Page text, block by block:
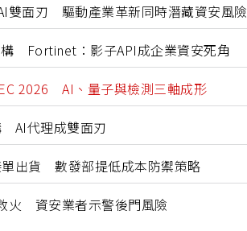
雙面刃 驅動產業革新同時潛藏資安風險
Fortinet：影子API成企業資安死角
2026 AI、量子與檢測三軸成形
AI代理成雙面刃
出貨 數發部提低成本防禦策略
火 資安業者示警後門風險